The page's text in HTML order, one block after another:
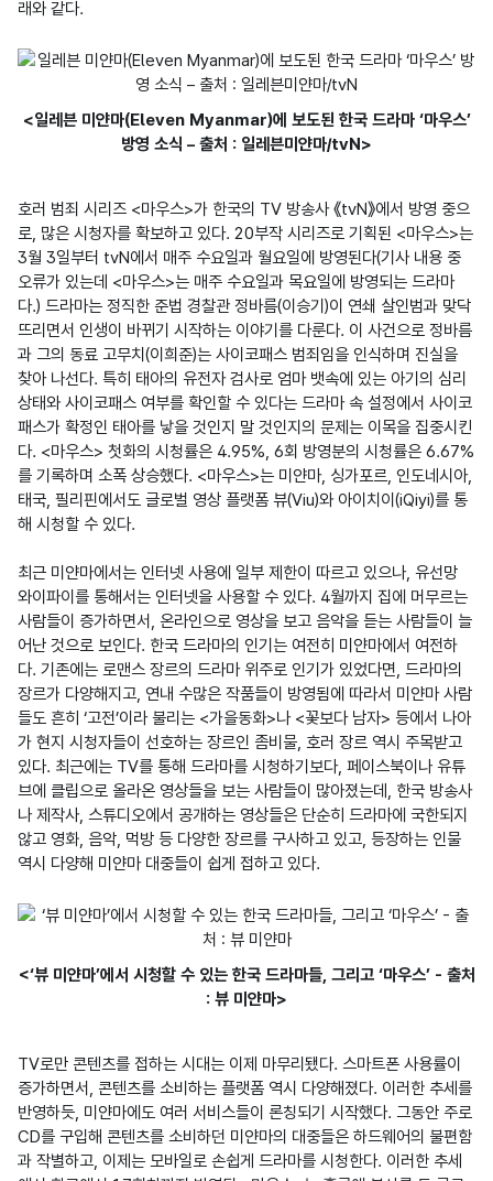
래와 같다.
<일레븐 미얀마(Eleven Myanmar)에 보도된 한국 드라마 ‘마우스’
방영 소식 – 출처 : 일레븐미얀마/tvN>
호러 범죄 시리즈 <마우스>가 한국의 TV 방송사 《tvN》에서 방영 중으
로, 많은 시청자를 확보하고 있다. 20부작 시리즈로 기획된 <마우스>는
3월 3일부터 tvN에서 매주 수요일과 월요일에 방영된다(기사 내용 중
오류가 있는데 <마우스>는 매주 수요일과 목요일에 방영되는 드라마
다.) 드라마는 정직한 준법 경찰관 정바름(이승기)이 연쇄 살인범과 맞닥
뜨리면서 인생이 바뀌기 시작하는 이야기를 다룬다. 이 사건으로 정바름
과 그의 동료 고무치(이희준)는 사이코패스 범죄임을 인식하며 진실을
찾아 나선다. 특히 태아의 유전자 검사로 엄마 뱃속에 있는 아기의 심리
상태와 사이코패스 여부를 확인할 수 있다는 드라마 속 설정에서 사이코
패스가 확정인 태아를 낳을 것인지 말 것인지의 문제는 이목을 집중시킨
다. <마우스> 첫화의 시청률은 4.95%, 6회 방영분의 시청률은 6.67%
를 기록하며 소폭 상승했다. <마우스>는 미얀마, 싱가포르, 인도네시아,
태국, 필리핀에서도 글로벌 영상 플랫폼 뷰(Viu)와 아이치이(iQiyi)를 통
해 시청할 수 있다.
최근 미얀마에서는 인터넷 사용에 일부 제한이 따르고 있으나, 유선망
와이파이를 통해서는 인터넷을 사용할 수 있다. 4월까지 집에 머무르는
사람들이 증가하면서, 온라인으로 영상을 보고 음악을 듣는 사람들이 늘
어난 것으로 보인다. 한국 드라마의 인기는 여전히 미얀마에서 여전하
다. 기존에는 로맨스 장르의 드라마 위주로 인기가 있었다면, 드라마의
장르가 다양해지고, 연내 수많은 작품들이 방영됨에 따라서 미얀마 사람
들도 흔히 ‘고전’이라 불리는 <가을동화>나 <꽃보다 남자> 등에서 나아
가 현지 시청자들이 선호하는 장르인 좀비물, 호러 장르 역시 주목받고
있다. 최근에는 TV를 통해 드라마를 시청하기보다, 페이스북이나 유튜
브에 클립으로 올라온 영상들을 보는 사람들이 많아졌는데, 한국 방송사
나 제작사, 스튜디오에서 공개하는 영상들은 단순히 드라마에 국한되지
않고 영화, 음악, 먹방 등 다양한 장르를 구사하고 있고, 등장하는 인물
역시 다양해 미얀마 대중들이 쉽게 접하고 있다.
<‘뷰 미얀마’에서 시청할 수 있는 한국 드라마들, 그리고 ‘마우스’ - 출처
: 뷰 미얀마>
TV로만 콘텐츠를 접하는 시대는 이제 마무리됐다. 스마트폰 사용률이
증가하면서, 콘텐츠를 소비하는 플랫폼 역시 다양해졌다. 이러한 추세를
반영하듯, 미얀마에도 여러 서비스들이 론칭되기 시작했다. 그동안 주로
CD를 구입해 콘텐츠를 소비하던 미얀마의 대중들은 하드웨어의 불편함
과 작별하고, 이제는 모바일로 손쉽게 드라마를 시청한다. 이러한 추세